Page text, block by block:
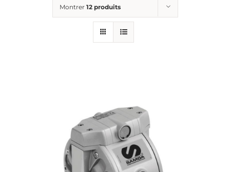
Montrer 12 produits